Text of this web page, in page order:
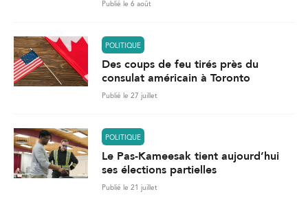
Publié le 6 août
POLITIQUE
Des coups de feu tirés près du
consulat américain à Toronto
Publié le 27 juillet
POLITIQUE
Le Pas-Kameesak tient aujourd’hui
ses élections partielles
Publié le 21 juillet